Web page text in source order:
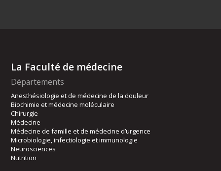
La Faculté de médecine
Départements
Anesthésiologie et de médecine de la douleur
Biochimie et médecine moléculaire
Chirurgie
Médecine
Médecine de famille et de médecine d’urgence
Microbiologie, infectiologie et immunologie
Neurosciences
Nutrition